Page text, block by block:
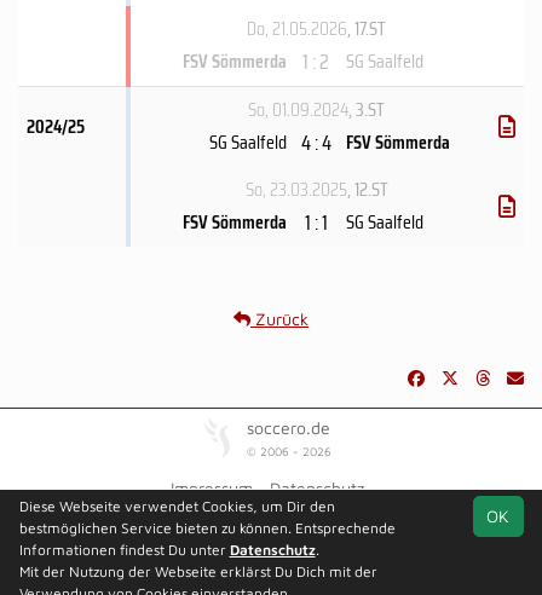
Team Verbandsliga
Do, 21.05.2026, 17.ST
FSV Sömmerda 1 : 2 SG Saalfeld
2024/25
So, 01.09.2024, 3.ST
SG Saalfeld 4 : 4 FSV Sömmerda
So, 23.03.2025, 12.ST
FSV Sömmerda
1 : 1 SG Saalfeld
Zurück
soccero.de
© 2006 - 2026
Impressum
Datenschutz
OK
Diese Webseite verwendet Cookies, um Dir den
bestmöglichen Service bieten zu können. Entsprechende
Informationen findest Du unter Datenschutz.
Mit der Nutzung der Webseite erklärst Du Dich mit der